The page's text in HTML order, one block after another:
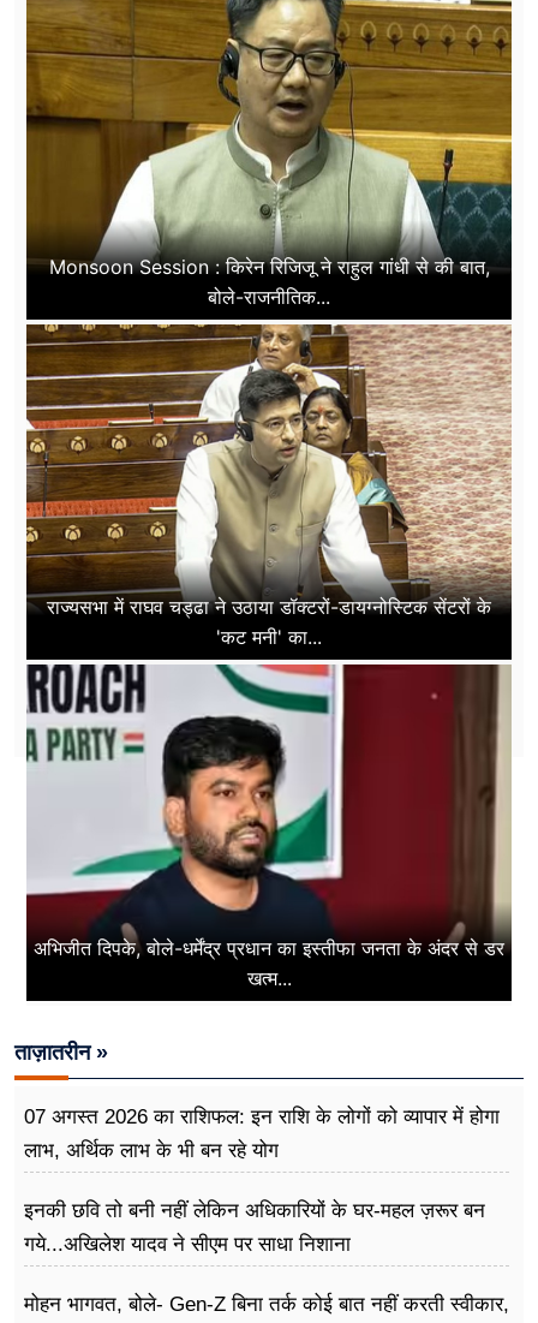
Monsoon Session : किरेन रिजिजू ने राहुल गांधी से की बात,
बोले-राजनीतिक...
राज्यसभा में राघव चड्ढा ने उठाया डॉक्टरों-डायग्नोस्टिक सेंटरों के
'कट मनी' का...
अभिजीत दिपके, बोले-धर्मेंद्र प्रधान का इस्तीफा जनता के अंदर से डर
खत्म...
ताज़ातरीन »
07 अगस्त 2026 का राशिफल: इन राशि के लोगों को व्यापार में होगा
लाभ, अर्थिक लाभ के भी बन रहे योग
इनकी छवि तो बनी नहीं लेकिन अधिकारियों के घर-महल ज़रूर बन
गये...अखिलेश यादव ने सीएम पर साधा​ निशाना
मोहन भागवत, बोले- Gen-Z बिना तर्क कोई बात नहीं करती स्वीकार,